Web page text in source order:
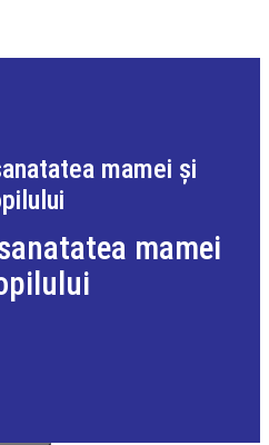
mamei și
mamei